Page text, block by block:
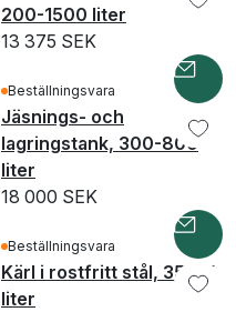
200-1500 liter
13 375 SEK
Beställningsvara
Jäsnings- och
lagringstank, 300-800
liter
18 000 SEK
Beställningsvara
Kärl i rostfritt stål, 35-95
liter